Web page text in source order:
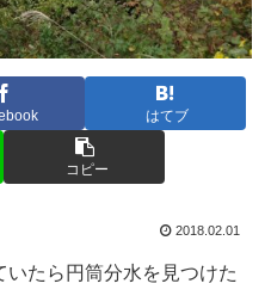
はてブ
コピー
2018.02.01
たら円筒分水を見つけた